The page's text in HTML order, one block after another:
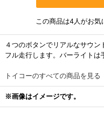
この商品は4人がお気
４つのボタンでリアルなサウ
フル走行します。バーライトは
トイコーのすべての商品を見る
※画像はイメージです。